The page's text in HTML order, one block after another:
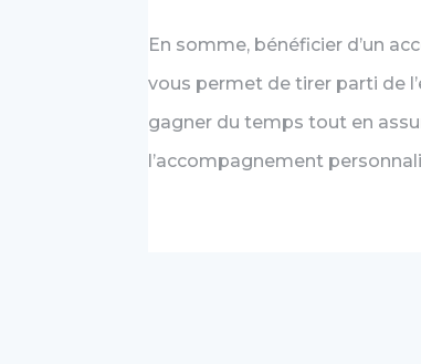
En somme, bénéficier d’un
vous permet de tirer parti de
gagner du temps tout en
l’accompagnement